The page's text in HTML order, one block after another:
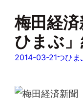
梅田経
ひまぶ
2014-03-21つひま